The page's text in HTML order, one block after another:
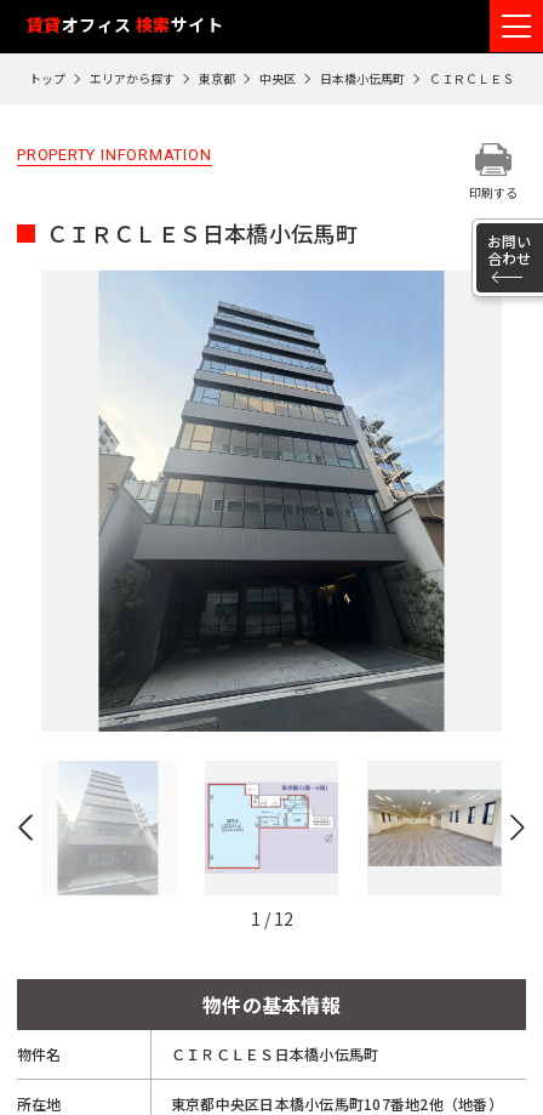
賃貸オフィス 検索サイト
トップ エリアから探す 東京都 中央区 日本橋小伝馬町 ＣＩＲＣＬＥＳ日本
PROPERTY INFORMATION
印刷する
お問い
合わせ
ＣＩＲＣＬＥＳ日本橋小伝馬町
物件の基本情報
物件名 ＣＩＲＣＬＥＳ日本橋小伝馬町
所在地 東京都中央区日本橋小伝馬町107番地2他（地番）
1 /12
フ
ロ
ア
覧
歴
閉じる